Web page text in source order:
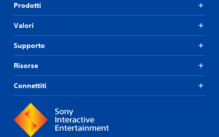
Prodotti
Valori
Supporto
Risorse
Connettiti